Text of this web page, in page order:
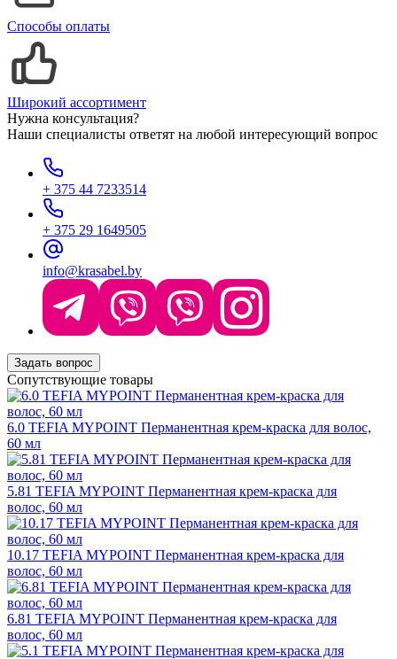
Способы оплаты
Широкий ассортимент
Нужна консультация?
Наши специалисты ответят на любой интересующий вопрос
+ 375 44 7233514
+ 375 29 1649505
info@krasabel.by
Задать вопрос
Сопутствующие товары
6.0 TEFIA MYPOINT Перманентная крем-краска для волос,
60 мл
5.81 TEFIA MYPOINT Перманентная крем-краска для
волос, 60 мл
10.17 TEFIA MYPOINT Перманентная крем-краска для
волос, 60 мл
6.81 TEFIA MYPOINT Перманентная крем-краска для
волос, 60 мл